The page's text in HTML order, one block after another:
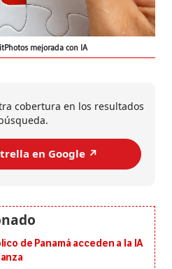
mejorada con IA
cobertura en los resultados
en Google ↗️
de Panamá acceden a la IA